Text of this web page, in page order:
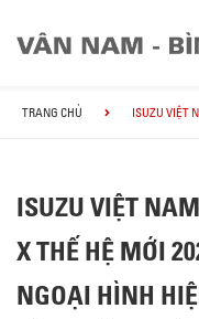
TRANG CHỦ ISUZU VIỆT
ISUZU VIỆT
X THẾ HỆ MỚI
NGOẠI HÌNH